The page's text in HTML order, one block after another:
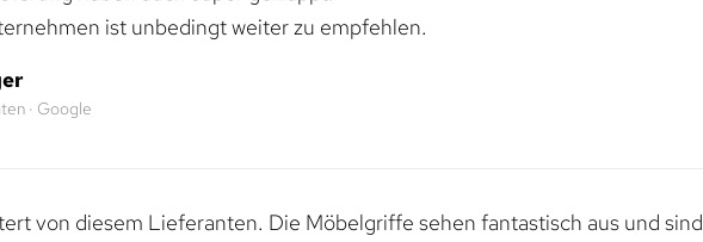
ist unbedingt weiter zu empfehlen.
· Google
von diesem Lieferanten. Die Möbelgriffe sehen fantastisch aus und sind